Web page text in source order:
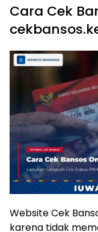
Cara Cek
Website Cek
karena tidak